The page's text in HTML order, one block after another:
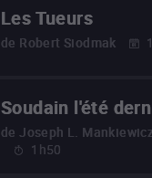
Les Tueurs
de Robert Siodmak
Soudain l'été
de Joseph L. Mankiewicz
1h50